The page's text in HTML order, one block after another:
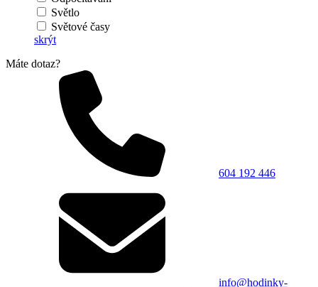
Světlo
Světové časy
skrýt
Máte dotaz?
604 192 446
info@hodinky-